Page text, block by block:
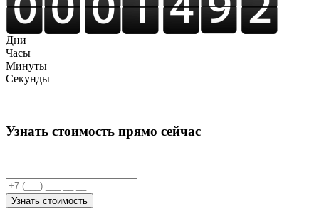
Дни
Часы
Минуты
Секунды
Узнать стоимость прямо сейчас
Узнать стоимость